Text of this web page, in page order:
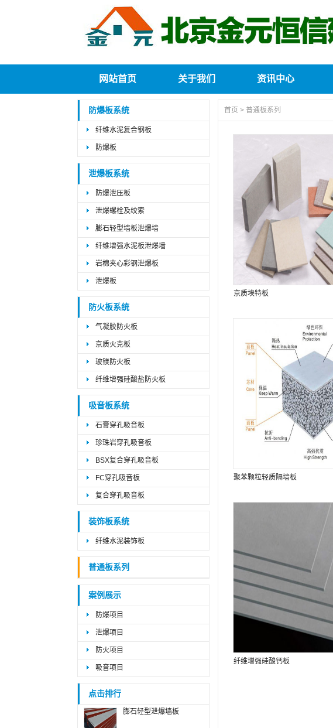
网站首页 关于我们 资讯中心
防爆板系统
纤维水泥复合钢板
防爆板
泄爆板系统
防爆泄压板
泄爆螺栓及绞索
膨石轻型墙板泄爆墙
纤维增强水泥板泄爆墙
岩棉夹心彩钢泄爆板
泄爆板
防火板系统
气凝胶防火板
京质火克板
玻镁防火板
纤维增强硅酸盐防火板
吸音板系统
石膏穿孔吸音板
珍珠岩穿孔吸音板
BSX复合穿孔吸音板
FC穿孔吸音板
复合穿孔吸音板
装饰板系统
纤维水泥装饰板
普通板系列
案例展示
防爆项目
泄爆项目
防火项目
吸音项目
点击排行
膨石轻型泄爆墙板
首页 > 普通板系列
京质埃特板
聚苯颗粒轻质隔墙板
纤维增强硅酸钙板